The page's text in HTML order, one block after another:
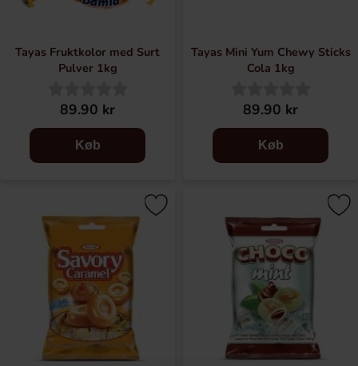
Tayas Fruktkolor med Surt
Pulver 1kg
89.90 kr
Køb
Tayas Mini Yum Chewy Sticks
Cola 1kg
89.90 kr
Køb